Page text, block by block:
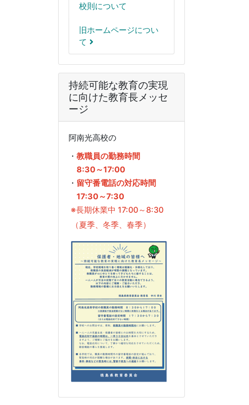
校則について
旧ホームページについ
て
持続可能な教育の実現
に向けた教育長メッセ
ージ
阿南光高校の
・ 教職員の勤務時間
8:30～17:00
・ 留守番電話の対応時間
17:30～7:30
※長期休業中 17:00～8:30
（夏季、冬季、春季）